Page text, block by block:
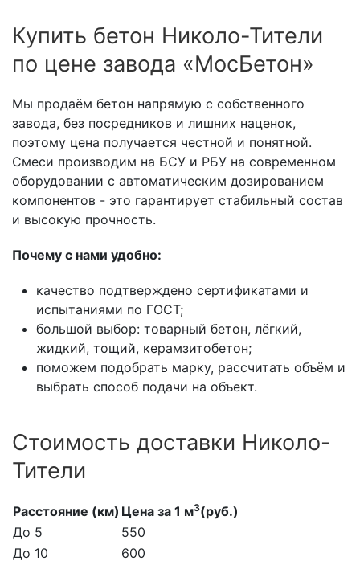
Купить бетон Николо-Тители
по цене завода «МосБетон»
Мы продаём бетон напрямую с собственного
завода, без посредников и лишних наценок,
поэтому цена получается честной и понятной.
Смеси производим на БСУ и РБУ на современном
оборудовании с автоматическим дозированием
компонентов - это гарантирует стабильный состав
и высокую прочность.
Почему с нами удобно:
качество подтверждено сертификатами и
испытаниями по ГОСТ;
большой выбор: товарный бетон, лёгкий,
жидкий, тощий, керамзитобетон;
поможем подобрать марку, рассчитать объём и
выбрать способ подачи на объект.
Стоимость доставки Николо-
Тители
Расстояние (км) Цена за 1 м3(руб.)
До 5
550
До 10
600